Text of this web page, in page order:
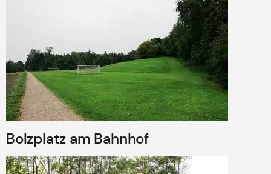
Bolz­platz am Bahn­hof